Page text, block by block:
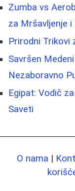
Zumba vs
za Mršavljenje
Prirodni Trikovi
Savršen
Nezaboravno
Egipat: Vodič
Saveti
O nama |